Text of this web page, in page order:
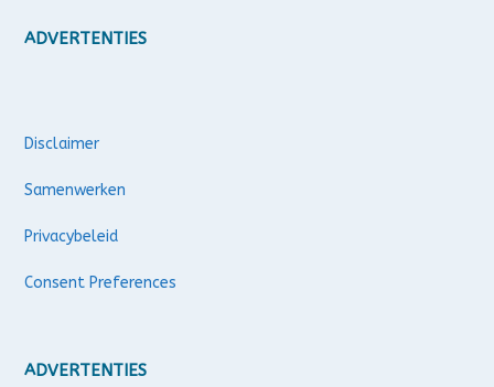
ADVERTENTIES
Disclaimer
Samenwerken
Privacybeleid
Consent Preferences
ADVERTENTIES